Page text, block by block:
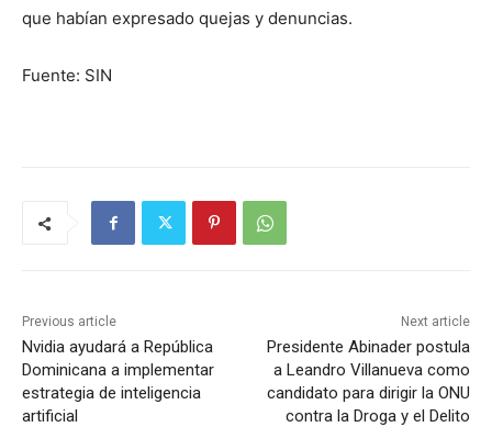
que habían expresado quejas y denuncias.
Fuente: SIN
Previous article
Nvidia ayudará a República
Dominicana a implementar
estrategia de inteligencia
artificial
Next article
Presidente Abinader postula
a Leandro Villanueva como
candidato para dirigir la ONU
contra la Droga y el Delito